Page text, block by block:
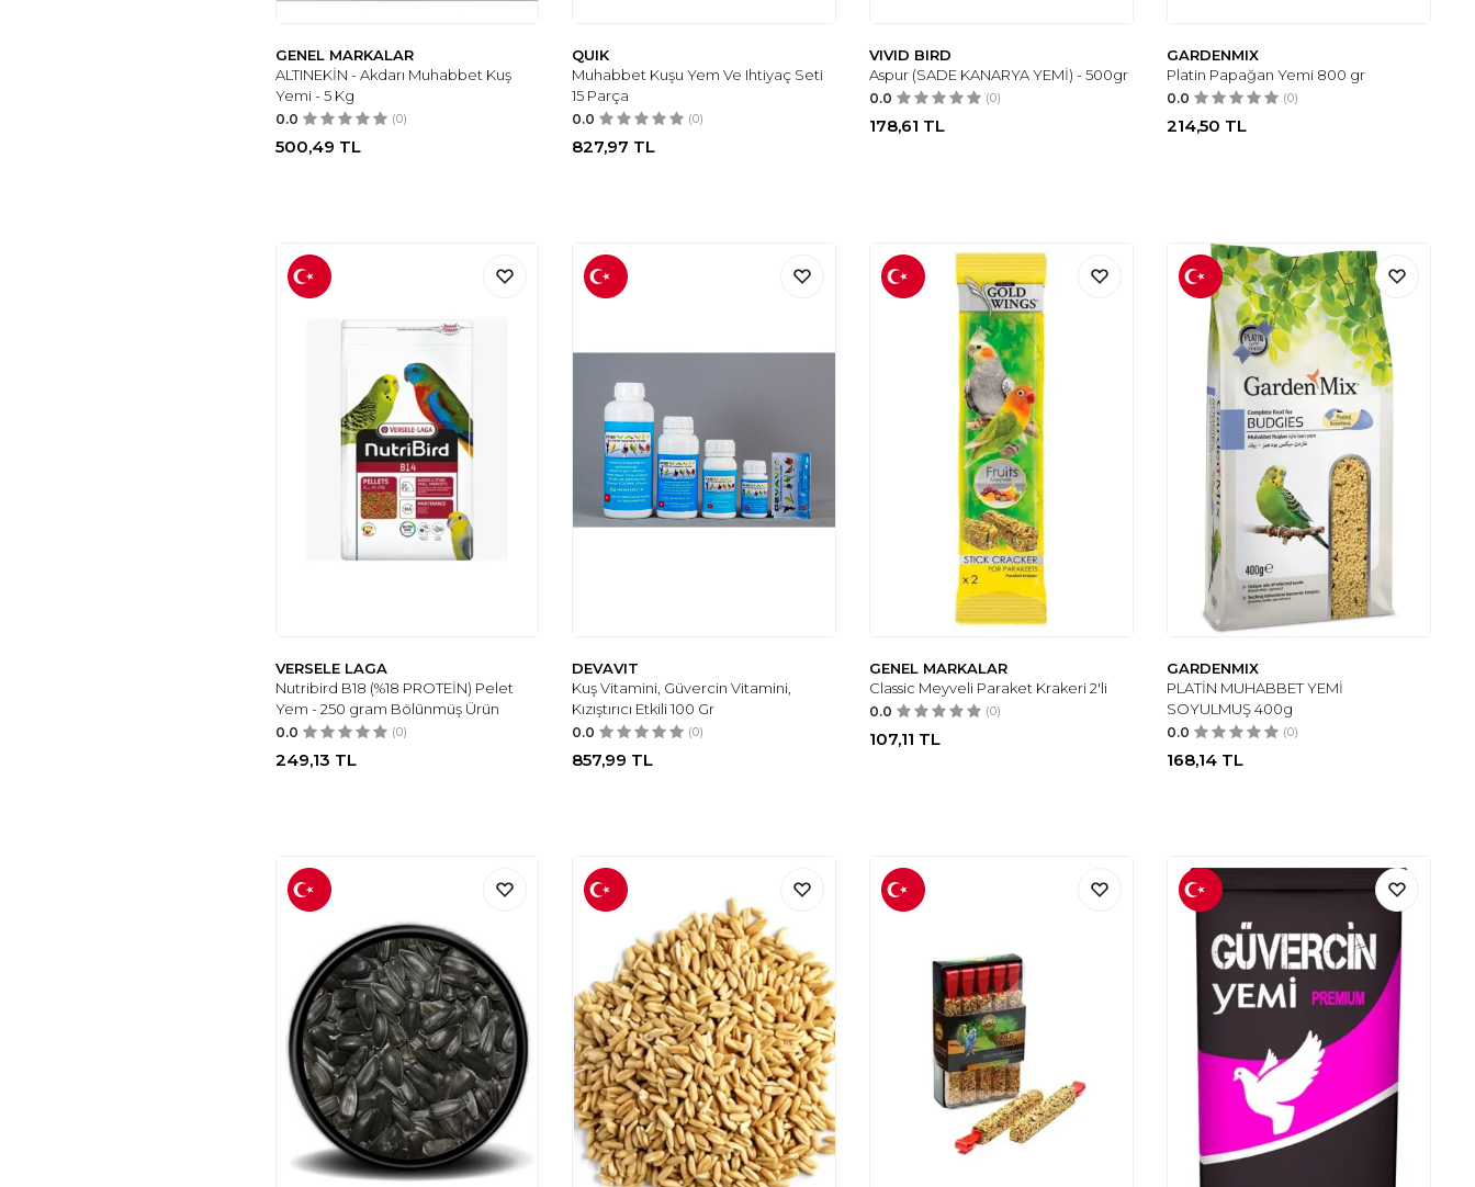
GENEL MARKALAR
ALTINEKİN - Akdarı Muhabbet Kuş
Yemi - 5 Kg
0.0 (0)
500,49 TL
QUIK
Muhabbet Kuşu Yem Ve Ihtiyaç Seti
15 Parça
0.0 (0)
827,97 TL
VIVID BIRD
Aspur (SADE KANARYA YEMİ) - 500gr
0.0 (0)
178,61 TL
GARDENMIX
Platin Papağan Yemi 800 gr
0.0 (0)
214,50 TL
VERSELE LAGA
Nutribird B18 (%18 PROTEİN) Pelet
Yem - 250 gram Bölünmüş Ürün
0.0 (0)
249,13 TL
DEVAVIT
Kuş Vitamini, Güvercin Vitamini,
Kızıştırıcı Etkili 100 Gr
0.0 (0)
857,99 TL
GENEL MARKALAR
Classic Meyveli Paraket Krakeri 2'li
0.0 (0)
107,11 TL
GARDENMIX
PLATİN MUHABBET YEMİ
SOYULMUŞ 400g
0.0 (0)
168,14 TL